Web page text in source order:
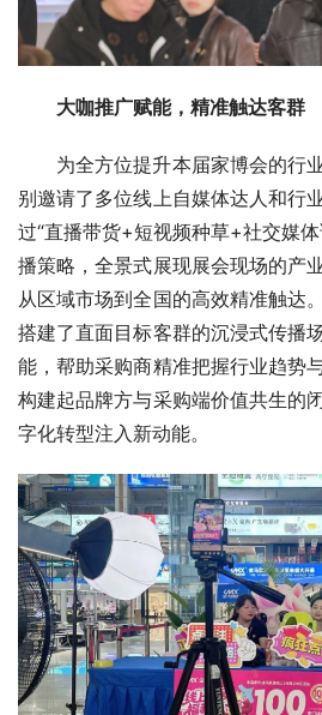
大咖推广赋能，精准触达客群
为全方位提升本届家博会的行
别邀请了多位线上自媒体达人和行
过“直播带货+短视频种草+社交媒
播策略，全景式展现展会现场的产
从区域市场到全国的高效精准触达
搭建了直面目标客群的沉浸式传播
能，帮助采购商精准把握行业趋势
构建起品牌方与采购端价值共生的
字化转型注入新动能。